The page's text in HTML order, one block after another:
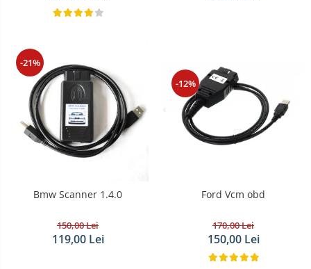
-21%
Bmw Scanner 1.4.0
150,00 Lei
119,00 Lei
-12%
Ford Vcm obd
170,00 Lei
150,00 Lei